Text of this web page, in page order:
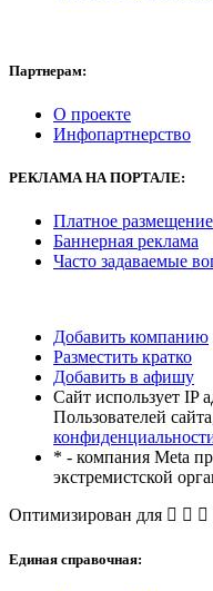
Партнерам:
О проекте
Инфопартнерство
РЕКЛАМАНА ПОРТАЛЕ:
Платное
Баннерная реклама
Часто задаваемые
Добавить компанию
Разместить кратко
Добавить в афишу
Сайт использует IP
Пользователей
* - компания Meta
экстремистской
Оптимизирован для
Единая справочная: